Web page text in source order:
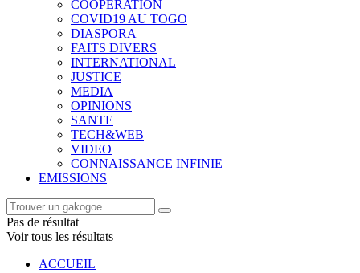
COOPERATION
COVID19 AU TOGO
DIASPORA
FAITS DIVERS
INTERNATIONAL
JUSTICE
MEDIA
OPINIONS
SANTE
TECH&WEB
VIDEO
CONNAISSANCE INFINIE
EMISSIONS
Pas de résultat
Voir tous les résultats
ACCUEIL